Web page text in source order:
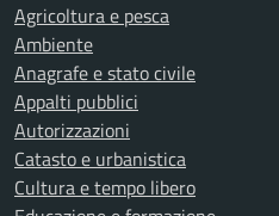
Agricoltura e pesca
Ambiente
Anagrafe e stato civile
Appalti pubblici
Autorizzazioni
Catasto e urbanistica
Cultura e tempo libero